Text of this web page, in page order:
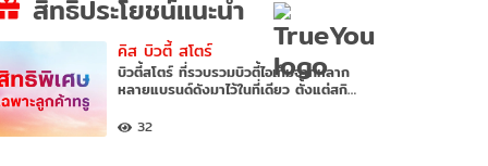
สิทธิประโยชน์แนะนำ
คิส บิวตี้ สโตร์
บิวตี้สโตร์ ที่รวบรวมบิวตี้ไอเท็มจากหลาก
หลายแบรนด์ดังมาไว้ในที่เดียว ตั้งแต่สกิ…
32